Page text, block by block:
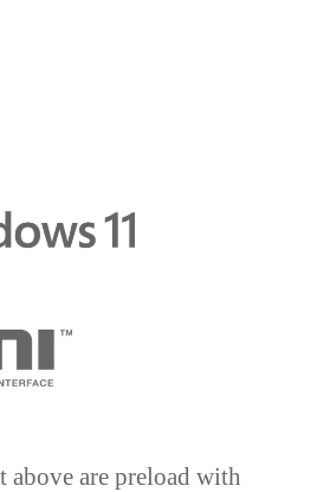
above are preload with